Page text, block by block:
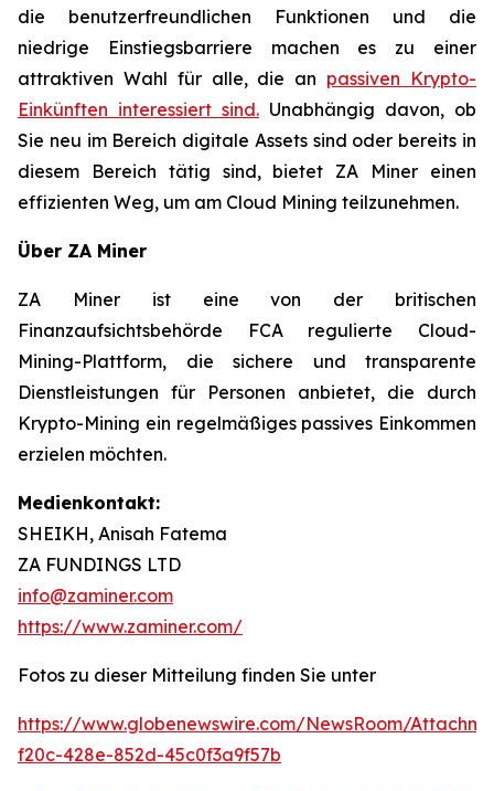
die benutzerfreundlichen Funktionen und die
niedrige Einstiegsbarriere machen es zu einer
attraktiven Wahl für alle, die an passiven Krypto-
Einkünften interessiert sind. Unabhängig davon, ob
Sie neu im Bereich digitale Assets sind oder bereits in
diesem Bereich tätig sind, bietet ZA Miner einen
effizienten Weg, um am Cloud Mining teilzunehmen.
Über ZA Miner
ZA Miner ist eine von der britischen
Finanzaufsichtsbehörde FCA regulierte Cloud-
Mining-Plattform, die sichere und transparente
Dienstleistungen für Personen anbietet, die durch
Krypto-Mining ein regelmäßiges passives Einkommen
erzielen möchten.
Medienkontakt:
SHEIKH, Anisah Fatema
ZA FUNDINGS LTD
info@zaminer.com
https://www.zaminer.com/
Fotos zu dieser Mitteilung finden Sie unter
https://www.globenewswire.com/NewsRoom/
f20c-428e-852d-45c0f3a9f57b